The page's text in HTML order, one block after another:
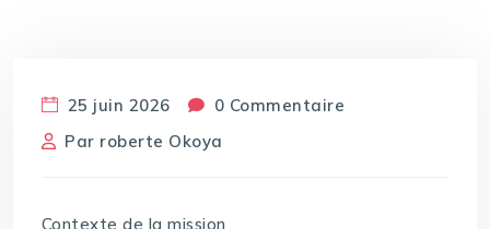
25 juin 2026
0 Commentaire
Par roberte Okoya
Contexte de la mission